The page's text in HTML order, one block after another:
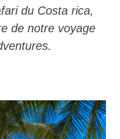
du Costa rica,
de notre voyage